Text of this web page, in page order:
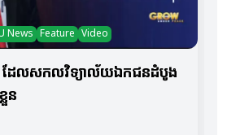
News Feature Video
ដែលសកលវិទ្យាល័យឯកជនដំបូង
ន